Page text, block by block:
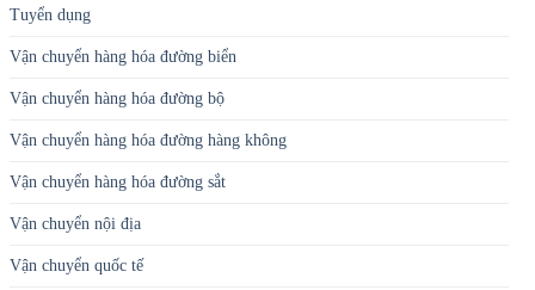
Tuyển dụng
Vận chuyển hàng hóa đường biển
Vận chuyển hàng hóa đường bộ
Vận chuyển hàng hóa đường hàng không
Vận chuyển hàng hóa đường sắt
Vận chuyển nội địa
Vận chuyển quốc tế